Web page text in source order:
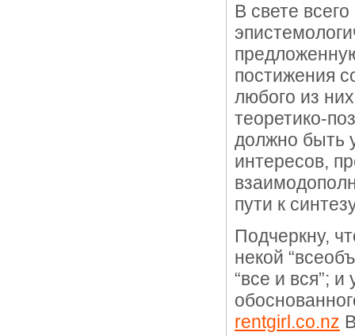
В свете
постижения
любого из
теоретико-
должно быть
интересов,
пути к
Подчеркну,
некой
“все и вся”;
rentgirl.co.nz